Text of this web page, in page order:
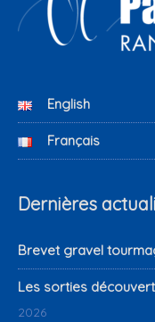
English
Français
Dernières
Brevet gravel
Les sorties
2026